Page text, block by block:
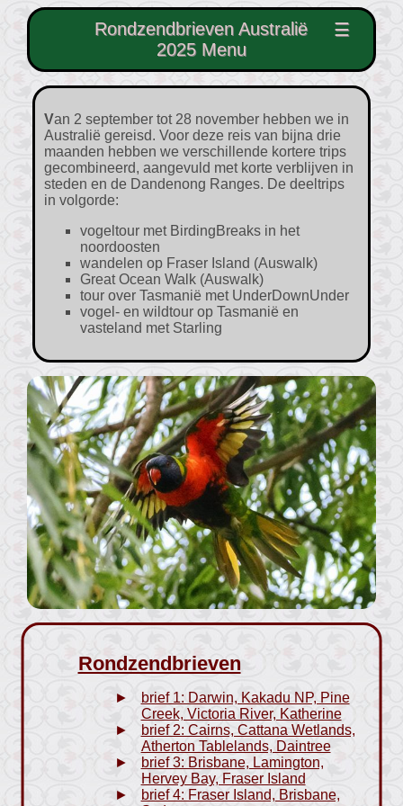
Rondzendbrieven Australië
2025 Menu
☰
Van 2 september tot 28 november hebben we in
Australië gereisd. Voor deze reis van bijna drie
maanden hebben we verschillende kortere trips
gecombineerd, aangevuld met korte verblijven in
steden en de Dandenong Ranges. De deeltrips
in volgorde:
vogeltour met BirdingBreaks in het
noordoosten
wandelen op Fraser Island (Auswalk)
Great Ocean Walk (Auswalk)
tour over Tasmanië met UnderDownUnder
vogel- en wildtour op Tasmanië en
vasteland met Starling
Rondzendbrieven
brief 1: Darwin, Kakadu NP, Pine
Creek, Victoria River, Katherine
brief 2: Cairns, Cattana Wetlands,
Atherton Tablelands, Daintree
brief 3: Brisbane, Lamington,
Hervey Bay, Fraser Island
brief 4: Fraser Island, Brisbane,